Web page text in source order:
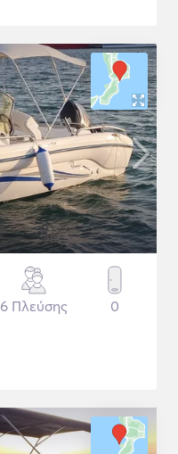
6 Πλεύσης 0